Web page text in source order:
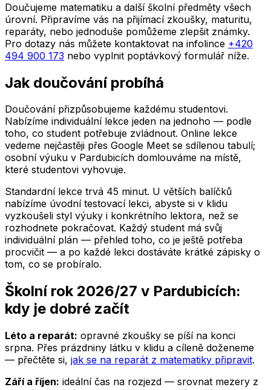
Doučujeme matematiku a další školní předměty všech
úrovní. Připravíme vás na přijímací zkoušky, maturitu,
reparáty, nebo jednoduše pomůžeme zlepšit známky.
Pro dotazy nás můžete kontaktovat na infolince +420
494 900 173 nebo vyplnit poptávkový formulář níže.
Jak doučování probíhá
Doučování přizpůsobujeme každému studentovi.
Nabízíme individuální lekce jeden na jednoho — podle
toho, co student potřebuje zvládnout. Online lekce
vedeme nejčastěji přes Google Meet se sdílenou tabulí;
osobní výuku v Pardubicích domlouváme na místě,
které studentovi vyhovuje.
Standardní lekce trvá 45 minut. U větších balíčků
nabízíme úvodní testovací lekci, abyste si v klidu
vyzkoušeli styl výuky i konkrétního lektora, než se
rozhodnete pokračovat. Každý student má svůj
individuální plán — přehled toho, co je ještě potřeba
procvičit — a po každé lekci dostáváte krátké zápisky o
tom, co se probíralo.
Školní rok 2026/27 v Pardubicích:
kdy je dobré začít
Léto a reparát: opravné zkoušky se píší na konci
srpna. Přes prázdniny látku v klidu a cíleně doženeme
— přečtěte si, jak se na reparát z matematiky připravit.
Září a říjen: ideální čas na rozjezd — srovnat mezery z